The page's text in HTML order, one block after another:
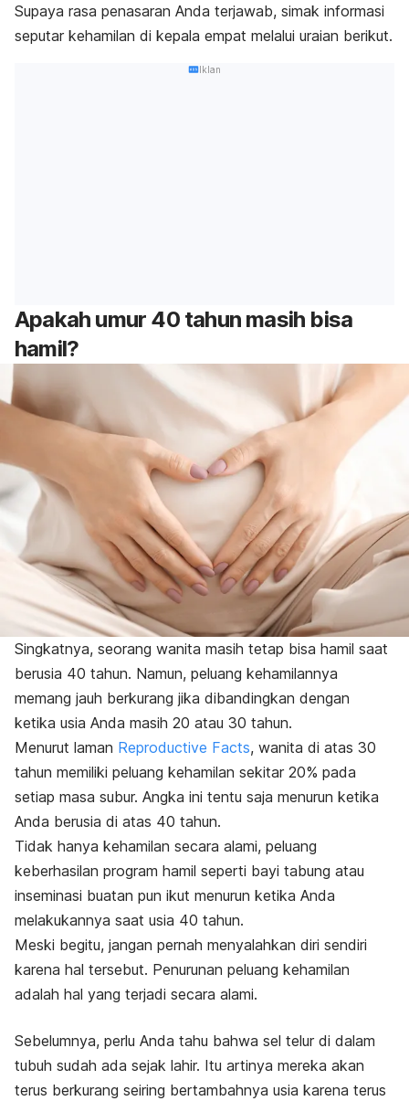
Supaya rasa penasaran Anda terjawab, simak informasi
seputar kehamilan di kepala empat melalui uraian berikut.
Iklan
Apakah umur 40 tahun masih bisa
hamil?
Singkatnya, seorang wanita masih tetap bisa hamil saat
berusia 40 tahun. Namun, peluang kehamilannya
memang jauh berkurang jika dibandingkan dengan
ketika usia Anda masih 20 atau 30 tahun.
Menurut laman Reproductive Facts, wanita di atas 30
tahun memiliki peluang kehamilan sekitar 20% pada
setiap masa subur. Angka ini tentu saja menurun ketika
Anda berusia di atas 40 tahun.
Tidak hanya kehamilan secara alami, peluang
keberhasilan program hamil seperti bayi tabung atau
inseminasi buatan pun ikut menurun ketika Anda
melakukannya saat usia 40 tahun.
Meski begitu, jangan pernah menyalahkan diri sendiri
karena hal tersebut. Penurunan peluang kehamilan
adalah hal yang terjadi secara alami.
Sebelumnya, perlu Anda tahu bahwa sel telur di dalam
tubuh sudah ada sejak lahir. Itu artinya mereka akan
terus berkurang seiring bertambahnya usia karena terus